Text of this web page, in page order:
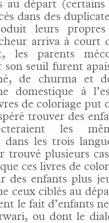
au départ (certains
dans des
leurs
arriva à court
les parents
seuil furent
de churma et
domestique à
de coloriage put
trouver des
les
dans les trois
trouvé plusieurs
ces livres de
des enfants plus
ceux ciblés au
le fait d’enfants
ou dont le